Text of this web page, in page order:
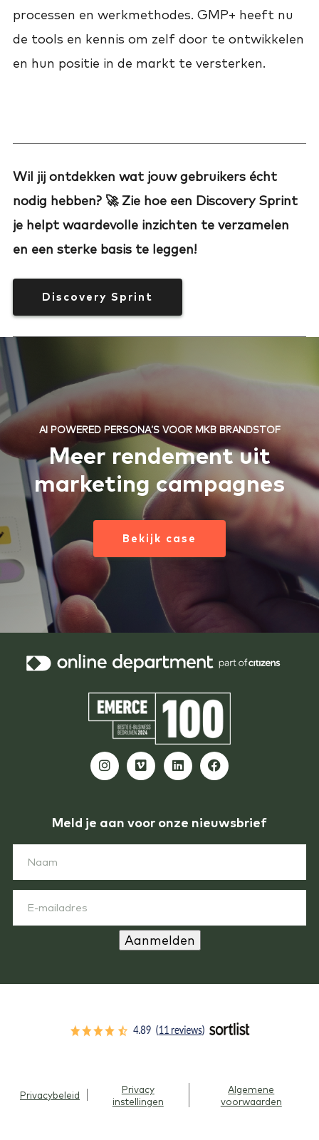
processen en werkmethodes. GMP+ heeft nu
de tools en kennis om zelf door te ontwikkelen
en hun positie in de markt te versterken.
Wil jij ontdekken wat jouw gebruikers écht
nodig hebben? 🚀 Zie hoe een Discovery Sprint
je helpt waardevolle inzichten te verzamelen
en een sterke basis te leggen!
Discovery Sprint
AI POWERED PERSONA’S VOOR MKB BRANDSTOF
Meer rendement uit
marketing campagnes
Bekijk case
Meld je aan voor onze nieuwsbrief
Aanmelden
Privacybeleid
Privacy
instellingen
Algemene
voorwaarden